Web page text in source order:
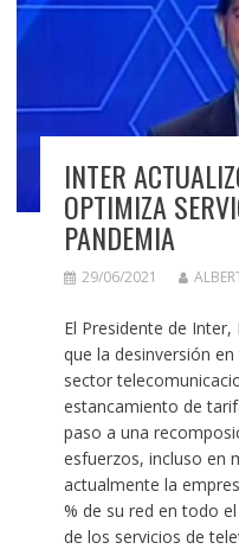
INTER
OPTIMIZA
PANDEMIA
29/06/2021
El Presidente de
que la desinversión
sector
estancamiento de
paso a una
esfuerzos, incluso en
actualmente la
% de su red en todo
de los servicios de